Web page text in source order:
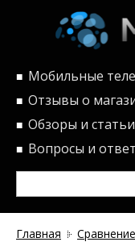
■ Мобильные
■ Отзывы о
■ Обзоры и статьи
■ Вопросы и
Главная Сравнение